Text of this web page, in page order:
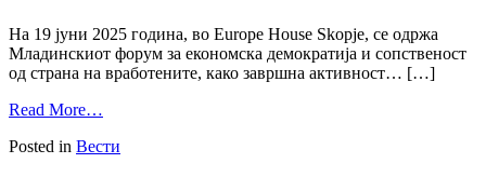
На 19 јуни 2025 година, во Europe House Skopje, се одржа
Младинскиот форум за економска демократија и сопственост
од страна на вработените, како завршна активност… […]
Read More…
Posted in Вести